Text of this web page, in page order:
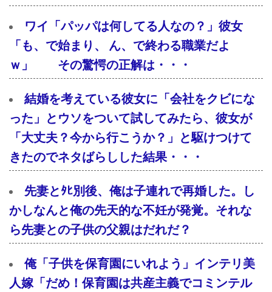
ワイ「パッパは何してる人なの？」彼女
「も、で始まり、 ん、で終わる職業だよ
ｗ」 その驚愕の正解は・・・
結婚を考えている彼女に「会社をクビにな
った」とウソをついて試してみたら、彼女が
「大丈夫？今から行こうか？」と駆けつけて
きたのでネタばらしした結果・・・
先妻とﾀﾋ別後、俺は子連れで再婚した。し
かしなんと俺の先天的な不妊が発覚。それな
ら先妻との子供の父親はだれだ？
俺「子供を保育園にいれよう」インテリ美
人嫁「だめ！保育園は共産主義でコミンテル